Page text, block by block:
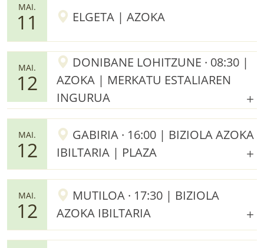
MAI.
11 ELGETA | AZOKA
MAI.
12
DONIBANE LOHITZUNE · 08:30 |
AZOKA | MERKATU ESTALIAREN
INGURUA
MAI.
12
GABIRIA · 16:00 | BIZIOLA AZOKA
IBILTARIA | PLAZA
MAI.
12
MUTILOA · 17:30 | BIZIOLA
AZOKA IBILTARIA